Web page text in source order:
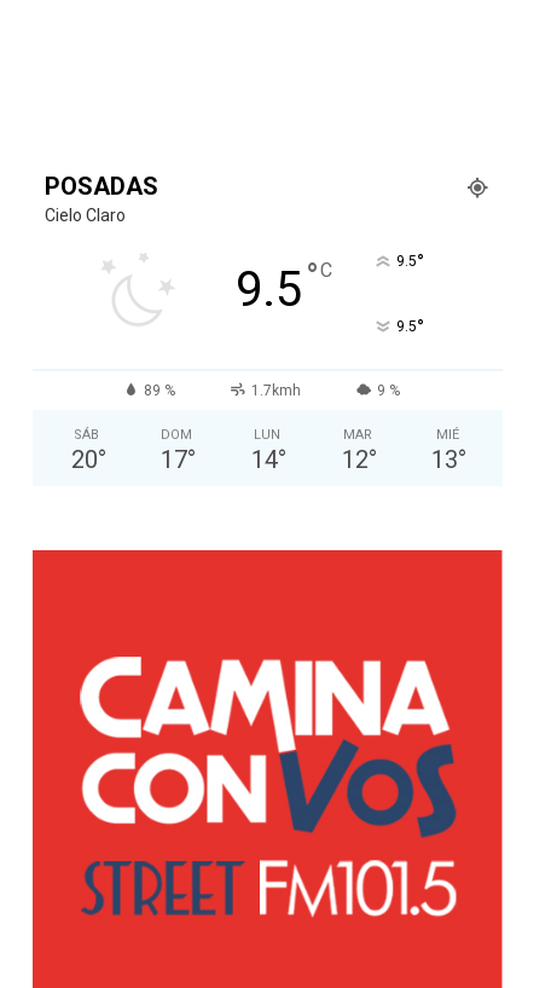
POSADAS
Cielo Claro
9.5°C 9.5°
9.5°
89 % 1.7kmh 9 %
SÁB
20°
DOM
17°
LUN
14°
MAR
12°
MIÉ
13°